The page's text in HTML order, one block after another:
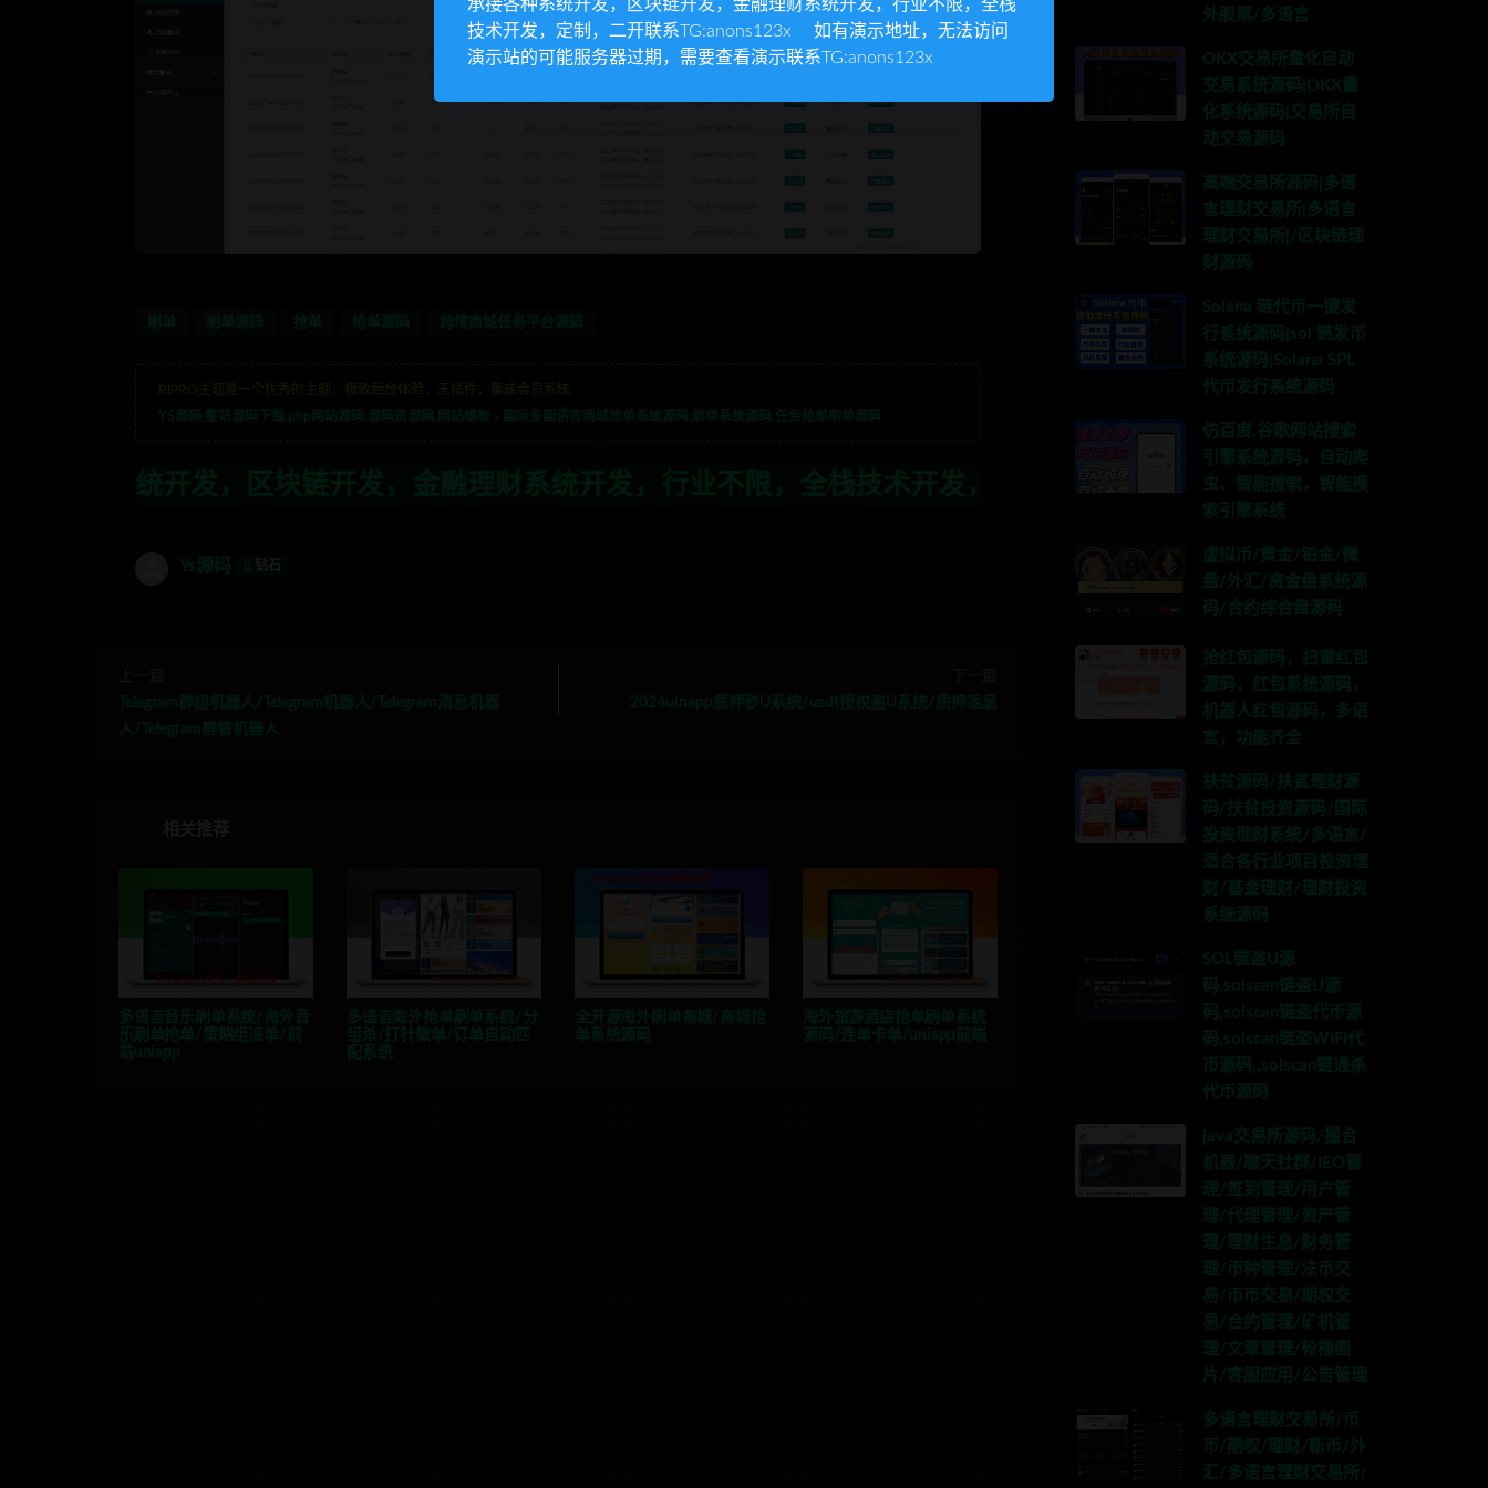
RIPRO主题是一个优秀的主题，极致后台体验，无插件，集成会员系统
YS源码,整站源码下载,php网站源码,源码资源网,网站模板
国际多国语言商城抢单系统源码,刷单系统源码,任务抢单刷单源码
块链开发，金融理财系统开发，行业不限，全栈技术开发，定制，二开联系TG:anons123x
Ys源码 钻石
外股票/多语言
OKX交易所量化自动
交易系统源码|OKX量
化系统源码|交易所自
动交易源码
高端交易所源码|多语
言理财交易所|多语言
理财交易所|/区块链理
财源码
Solana 链代币一键发
行系统源码|sol 链发币
系统源码|Solana SPL
代币发行系统源码
仿百度,谷歌网站搜索
引擎系统源码，自动爬
虫、智能搜索，智能搜
索引擎系统
虚拟币/黄金/铂金/微
盘/外汇/资金盘系统源
码/合约综合盘源码
抢红包源码，扫雷红包
源码，红包系统源码，
机器人红包源码，多语
言，功能齐全
扶贫源码/扶贫理财源
码/扶贫投资源码/国际
投资理财系统/多语言/
适合各行业项目投资理
财/基金理财/理财投资
系统源码
SOL链盗U源
码,solscan链盗U源
码,solscan链盗代币源
码,solscan链盗WIFI代
币源码,,solscan链通杀
代币源码
java交易所源码/撮合
机器/聊天社群/IEO管
理/签到管理/用户管
理/代理管理/资产管
理/理财生息/财务管
理/币种管理/法币交
易/币币交易/期权交
易/合约管理/矿机管
理/文章管理/轮播图
片/客服应用/公告管理
多语言理财交易所/币
币/期权/理财/新币/外
汇/多语言理财交易所/
承接各种系统开发，区块链开发，金融理财系统开发，行业不限，全栈
技术开发，定制，二开联系TG:anons123x 如有演示地址，无法访问
演示站的可能服务器过期，需要查看演示联系TG:anons123x